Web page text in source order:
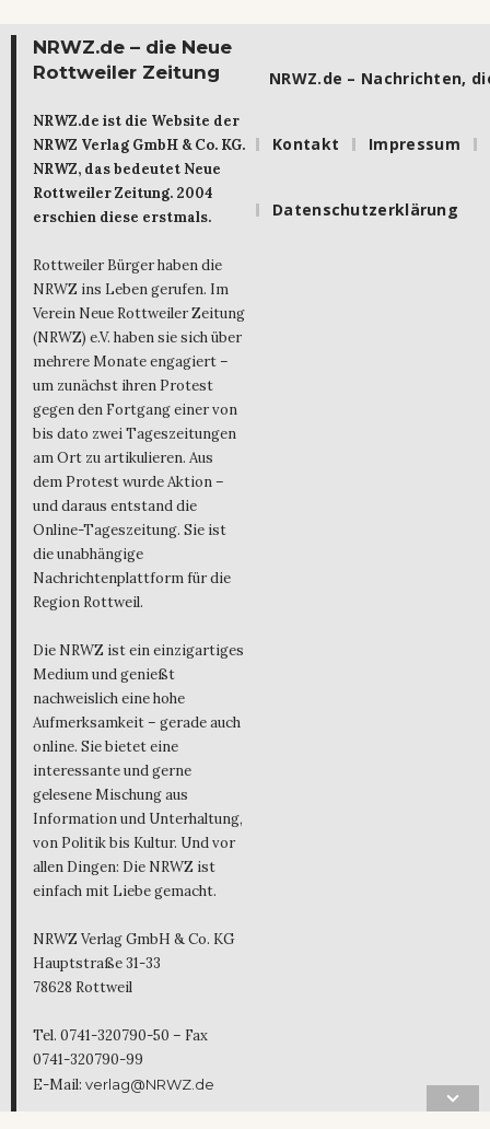
NRWZ.de – die Neue
Rottweiler Zeitung
NRWZ.de ist die Website der
NRWZ Verlag GmbH & Co. KG.
NRWZ, das bedeutet Neue
Rottweiler Zeitung. 2004
erschien diese erstmals.
Rottweiler Bürger haben die
NRWZ ins Leben gerufen. Im
Verein Neue Rottweiler Zeitung
(NRWZ) e.V. haben sie sich über
mehrere Monate engagiert –
um zunächst ihren Protest
gegen den Fortgang einer von
bis dato zwei Tageszeitungen
am Ort zu artikulieren. Aus
dem Protest wurde Aktion –
und daraus entstand die
Online-Tageszeitung. Sie ist
die unabhängige
Nachrichtenplattform für die
Region Rottweil.
Die NRWZ ist ein einzigartiges
Medium und genießt
nachweislich eine hohe
Aufmerksamkeit – gerade auch
online. Sie bietet eine
interessante und gerne
gelesene Mischung aus
Information und Unterhaltung,
von Politik bis Kultur. Und vor
allen Dingen: Die NRWZ ist
einfach mit Liebe gemacht.
NRWZ Verlag GmbH & Co. KG
Hauptstraße 31-33
78628 Rottweil
Tel. 0741-320790-50 – Fax
0741-320790-99
E-Mail: verlag@NRWZ.de
NRWZ.de – Nachrichten,
Kontakt Impressum
Datenschutzerklärung